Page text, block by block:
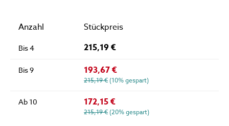
Anzahl Stückpreis
Bis4 215,19 €
Bis9 193,67 €
215,19 € (10% gespart)
Ab 10 172,15 €
215,19 € (20% gespart)